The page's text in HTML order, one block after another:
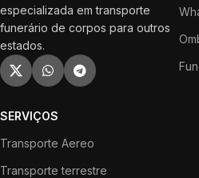
especializada em transporte
funerário de corpos para outros
estados.
SERVIÇOS
Transporte Aereo
Transporte terrestre